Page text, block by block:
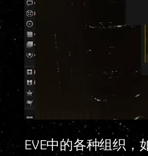
EVE中的各种组织